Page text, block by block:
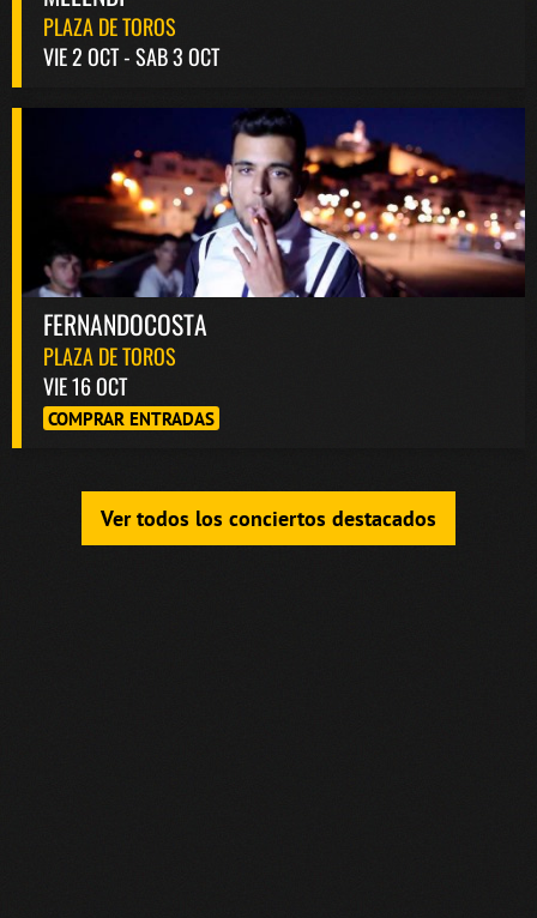
PLAZA DE TOROS
VIE 2 OCT - SAB 3 OCT
FERNANDOCOSTA
PLAZA DE TOROS
VIE 16 OCT
COMPRAR ENTRADAS
Ver todos los conciertos destacados